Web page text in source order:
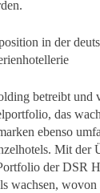
in der
betreibt und
das
ebenso
Mit der
der DSR
wachsen, wovon